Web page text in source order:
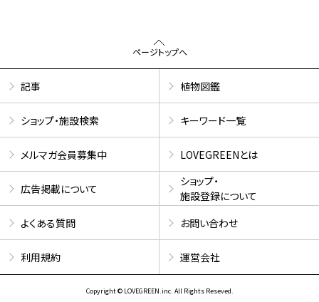
ページトップへ
記事 植物図鑑
ショップ・施設検索 キーワード一覧
メルマガ会員募集中 LOVEGREENとは
広告掲載について
ショップ・
施設登録について
よくある質問
お問い合わせ
利用規約 運営会社
Copyright © LOVEGREEN.inc. All Rights Reseved.